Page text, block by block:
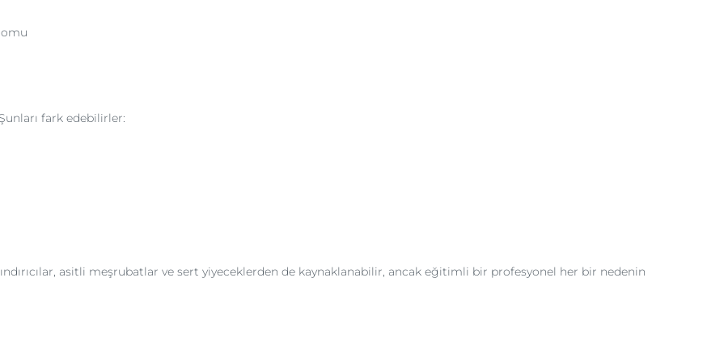
fark edebilirler:
asitli meşrubatlar ve sert yiyeceklerden de kaynaklanabilir, ancak eğitimli bir profesyonel her bir nedenin